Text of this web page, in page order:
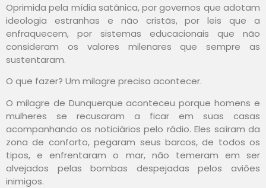
Oprimida pela mídia satânica, por governos que adotam
ideologia estranhas e não cristãs, por leis que a
enfraquecem, por sistemas educacionais que não
consideram os valores milenares que sempre as
sustentaram.
O que fazer? Um milagre precisa acontecer.
O milagre de Dunquerque aconteceu porque homens e
mulheres se recusaram a ficar em suas casas
acompanhando os noticiários pelo rádio. Eles saíram da
zona de conforto, pegaram seus barcos, de todos os
tipos, e enfrentaram o mar, não temeram em ser
alvejados pelas bombas despejadas pelos aviões
inimigos.